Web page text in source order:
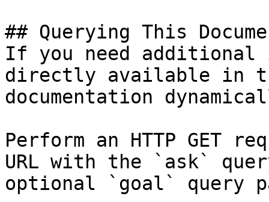
## Querying This
If you need
directly available in
documentation
Perform an HTTP GET
URL with the `ask`
optional `goal` query